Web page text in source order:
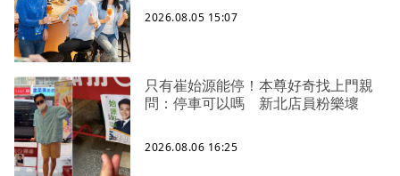
2026.08.05 15:07
只有崔始源能停！本尊好奇找上門親
問：停車可以嗎 新北店員粉樂壞
2026.08.06 16:25